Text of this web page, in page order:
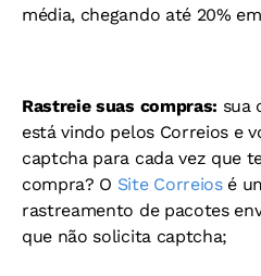
média, chegando até 20%
Rastreie suas compras: sua
está vindo pelos Correios e
captcha para cada vez que
compra? O Site Correiosé
rastreamento de pacotes
que não solicita captcha;